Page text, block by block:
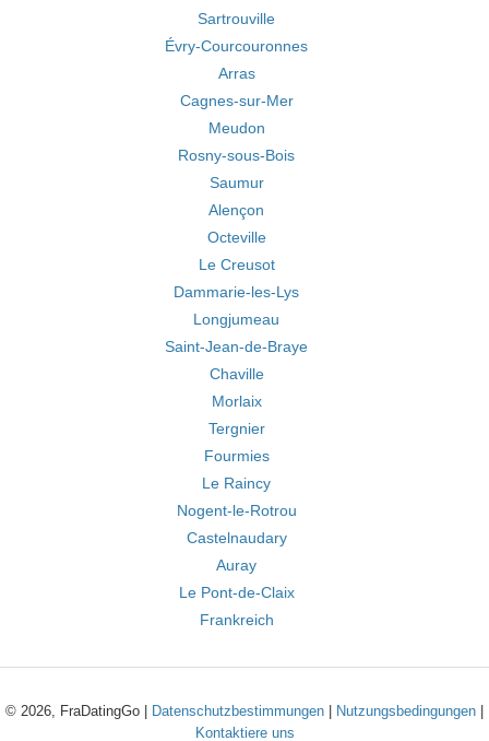
Sartrouville
Évry-Courcouronnes
Arras
Cagnes-sur-Mer
Meudon
Rosny-sous-Bois
Saumur
Alençon
Octeville
Le Creusot
Dammarie-les-Lys
Longjumeau
Saint-Jean-de-Braye
Chaville
Morlaix
Tergnier
Fourmies
Le Raincy
Nogent-le-Rotrou
Castelnaudary
Auray
Le Pont-de-Claix
Frankreich
© 2026, FraDatingGo | Datenschutzbestimmungen Nutzungsbedingungen
Kontaktiere uns